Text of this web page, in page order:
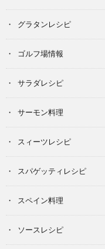
グラタンレシピ
ゴルフ場情報
サラダレシピ
サーモン料理
スィーツレシピ
スパゲッティレシピ
スペイン料理
ソースレシピ